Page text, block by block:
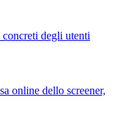
degli utenti
online dello screener,